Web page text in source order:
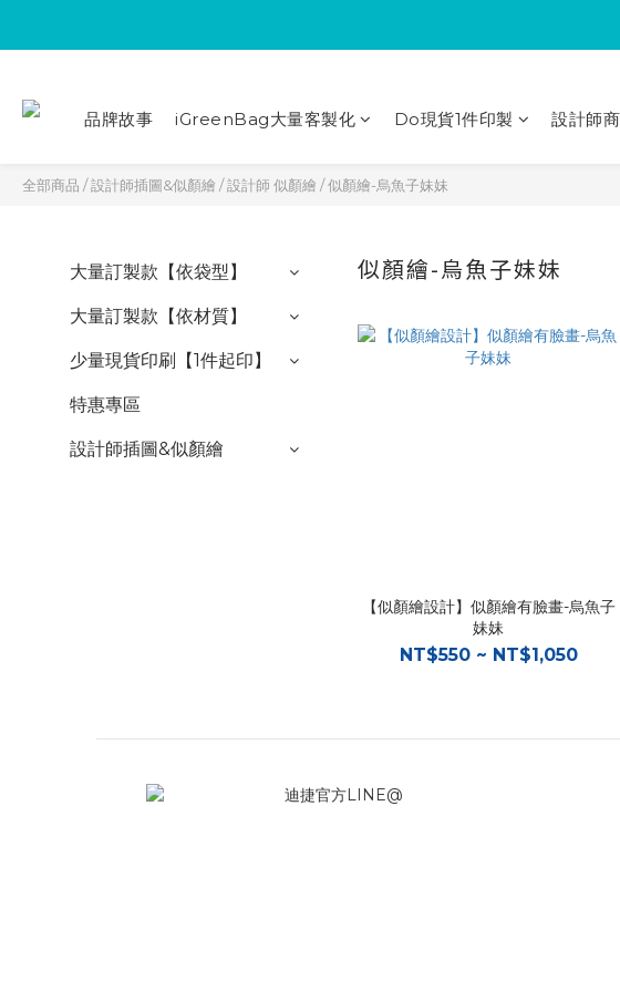
品牌故事 iGreenBag大量客製化 Do現貨1件印製 設計師
全部商品 /設計師插圖&似顏繪 /設計師 似顏繪 /似顏繪-烏魚子妹妹
大量訂製款【依袋型】
大量訂製款【依材質】
少量現貨印刷【1件起印】
特惠專區
設計師插圖&似顏繪
似顏繪-烏魚子妹妹
【似顏繪設計】似顏繪有臉畫-烏魚子
妹妹
NT$550 ~ NT$1,050